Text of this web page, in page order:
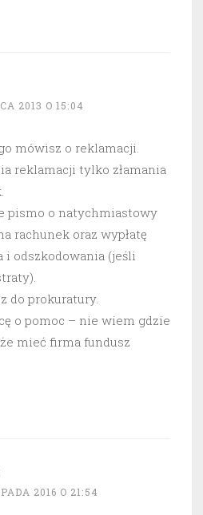
2013 O 15:04
mówisz o reklamacji.
reklamacji tylko złamania
pismo o natychmiastowy
rachunek oraz wypłatę
i odszkodowania (jeśli
do prokuratury.
o pomoc – nie wiem gdzie
mieć firma fundusz
2016 O 21:54